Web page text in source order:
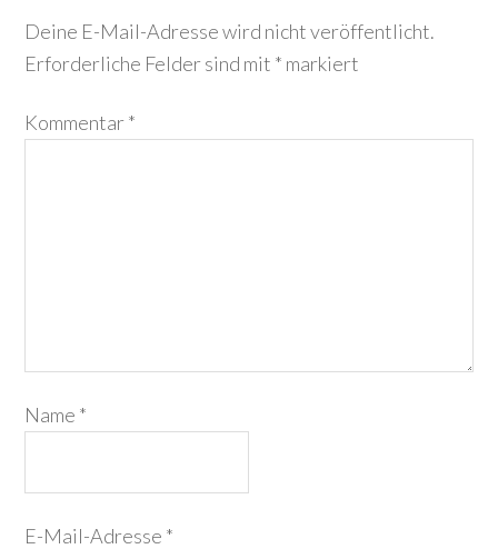
Deine E-Mail-Adresse wird nicht veröffentlicht.
Erforderliche Felder sind mit * markiert
Kommentar*
Name *
E-Mail-Adresse *